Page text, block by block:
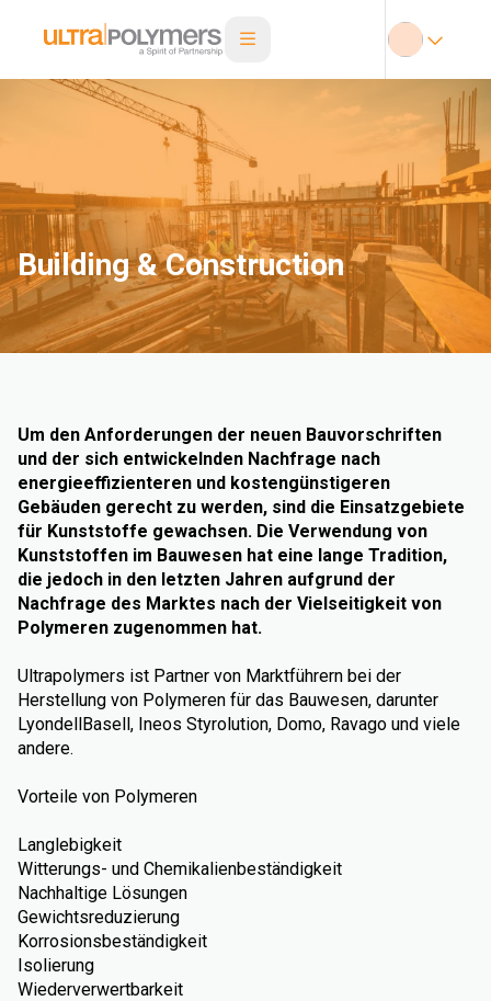
Building & Construction
Um den Anforderungen der neuen Bauvorschriften
und der sich entwickelnden Nachfrage nach
energieeffizienteren und kostengünstigeren
Gebäuden gerecht zu werden, sind die Einsatzgebiete
für Kunststoffe gewachsen. Die Verwendung von
Kunststoffen im Bauwesen hat eine lange Tradition,
die jedoch in den letzten Jahren aufgrund der
Nachfrage des Marktes nach der Vielseitigkeit von
Polymeren zugenommen hat.
Ultrapolymers ist Partner von Marktführern bei der
Herstellung von Polymeren für das Bauwesen, darunter
LyondellBasell, Ineos Styrolution, Domo, Ravago und viele
andere.
Vorteile von Polymeren
Langlebigkeit
Witterungs- und Chemikalienbeständigkeit
Nachhaltige Lösungen
Gewichtsreduzierung
Korrosionsbeständigkeit
Isolierung
Wiederverwertbarkeit